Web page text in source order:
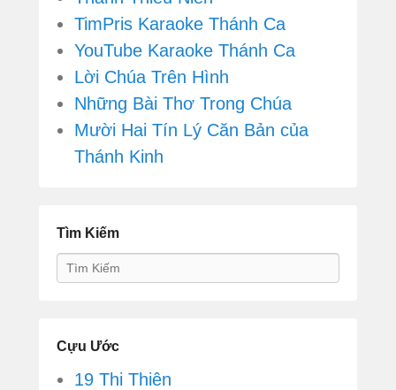
TimPris Karaoke Thánh Ca
YouTube Karaoke Thánh Ca
Lời Chúa Trên Hình
Những Bài Thơ Trong Chúa
Mười Hai Tín Lý Căn Bản của
Thánh Kinh
Tìm Kiếm
Search
Cựu Ước
19 Thi Thiên